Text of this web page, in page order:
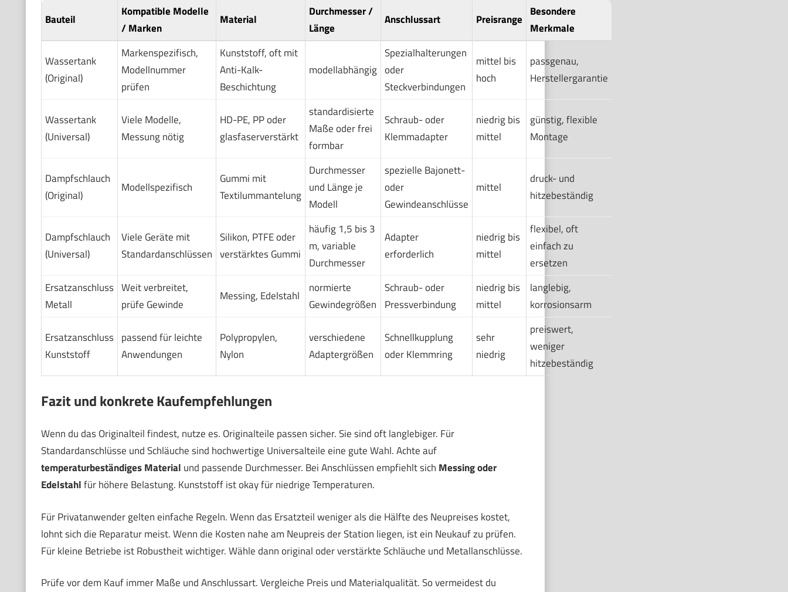
Bauteil
Kompatible Modelle
/ Marken
Material
Durchmesser /
Länge
Anschlussart Preisrange
Besondere
Merkmale
Wassertank
(Original)
Markenspezifisch,
Modellnummer
prüfen
Kunststoff, oft mit
Anti-Kalk-
Beschichtung
modellabhängig
Spezialhalterungen
oder
Steckverbindungen
mittel bis
hoch
passgenau,
Herstellergarantie
Wassertank
(Universal)
Viele Modelle,
Messung nötig
HD-PE, PP oder
glasfaserverstärkt
standardisierte
Maße oder frei
formbar
Schraub- oder
Klemmadapter
niedrig bis
mittel
günstig, flexible
Montage
Dampfschlauch
(Original)
Modellspezifisch
Gummi mit
Textilummantelung
Durchmesser
und Länge je
Modell
spezielle Bajonett-
oder
Gewindeanschlüsse
mittel
druck- und
hitzebeständig
Dampfschlauch
(Universal)
Viele Geräte mit
Standardanschlüssen
Silikon, PTFE oder
verstärktes Gummi
häufig 1,5 bis 3
m, variable
Durchmesser
Adapter
erforderlich
niedrig bis
mittel
flexibel, oft
einfach zu
ersetzen
Ersatzanschluss
Metall
Weit verbreitet,
prüfe Gewinde
Messing, Edelstahl
normierte
Gewindegrößen
Schraub- oder
Pressverbindung
niedrig bis
mittel
langlebig,
korrosionsarm
Ersatzanschluss
Kunststoff
passend für leichte
Anwendungen
Polypropylen,
Nylon
verschiedene
Adaptergrößen
Schnellkupplung
oder Klemmring
sehr
niedrig
preiswert,
weniger
hitzebeständig
Fazit und konkrete Kaufempfehlungen
Wenn du das Originalteil findest, nutze es. Originalteile passen sicher. Sie sind oft langlebiger. Für
Standardanschlüsse und Schläuche sind hochwertige Universalteile eine gute Wahl. Achte auf
temperaturbeständiges Material und passende Durchmesser. Bei Anschlüssen empfiehlt sich Messing oder
Edelstahlfür höhere Belastung. Kunststoff ist okay für niedrige Temperaturen.
Für Privatanwender gelten einfache Regeln. Wenn das Ersatzteil weniger als die Hälfte des Neupreises kostet,
lohnt sich die Reparatur meist. Wenn die Kosten nahe am Neupreis der Station liegen, ist ein Neukauf zu prüfen.
Für kleine Betriebe ist Robustheit wichtiger. Wähle dann original oder verstärkte Schläuche und Metallanschlüsse.
Prüfe vor dem Kauf immer Maße und Anschlussart. Vergleiche Preis und Materialqualität. So vermeidest du